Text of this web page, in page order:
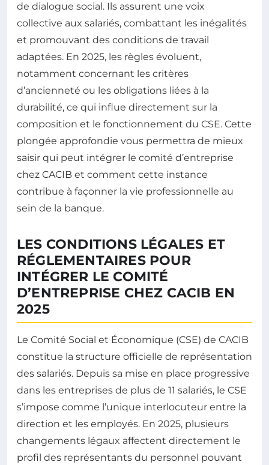
de dialogue social. Ils assurent une voix
collective aux salariés, combattant les inégalités
et promouvant des conditions de travail
adaptées. En 2025, les règles évoluent,
notamment concernant les critères
d’ancienneté ou les obligations liées à la
durabilité, ce qui influe directement sur la
composition et le fonctionnement du CSE. Cette
plongée approfondie vous permettra de mieux
saisir qui peut intégrer le comité d’entreprise
chez CACIB et comment cette instance
contribue à façonner la vie professionnelle au
sein de la banque.
LES CONDITIONS LÉGALES ET
RÉGLEMENTAIRES POUR
INTÉGRER LE COMITÉ
D’ENTREPRISE CHEZ CACIB EN
2025
Le Comité Social et Économique (CSE) de CACIB
constitue la structure officielle de représentation
des salariés. Depuis sa mise en place progressive
dans les entreprises de plus de 11 salariés, le CSE
s’impose comme l’unique interlocuteur entre la
direction et les employés. En 2025, plusieurs
changements légaux affectent directement le
profil des représentants du personnel pouvant